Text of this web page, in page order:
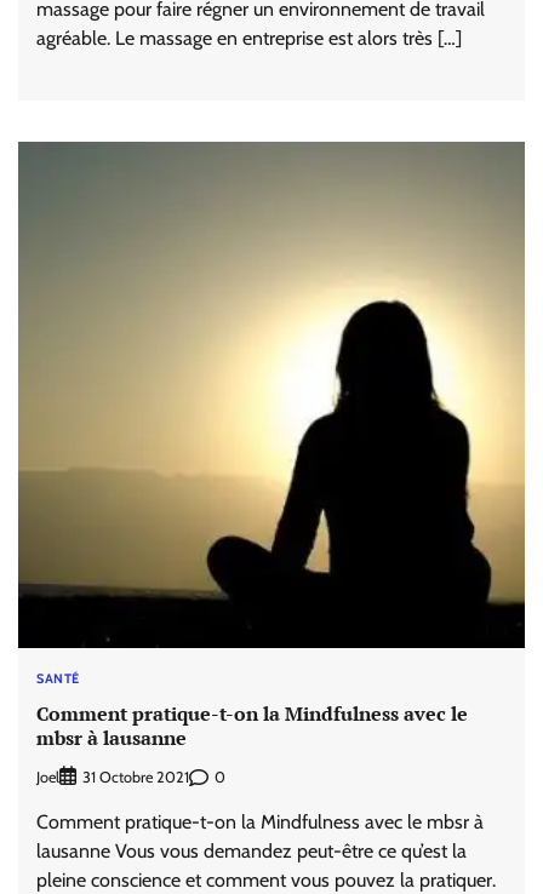
massage pour faire régner un environnement de travail
agréable. Le massage en entreprise est alors très […]
SANTÉ
Comment pratique-t-on la Mindfulness avec le
mbsr à lausanne
Joel 31 Octobre 2021 0
Comment pratique-t-on la Mindfulness avec le mbsr à
lausanne Vous vous demandez peut-être ce qu’est la
pleine conscience et comment vous pouvez la pratiquer.